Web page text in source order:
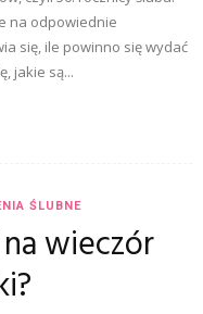
na odpowiednie
się, ile powinno się wydać
jakie są...
ŚLUBNE
wieczór